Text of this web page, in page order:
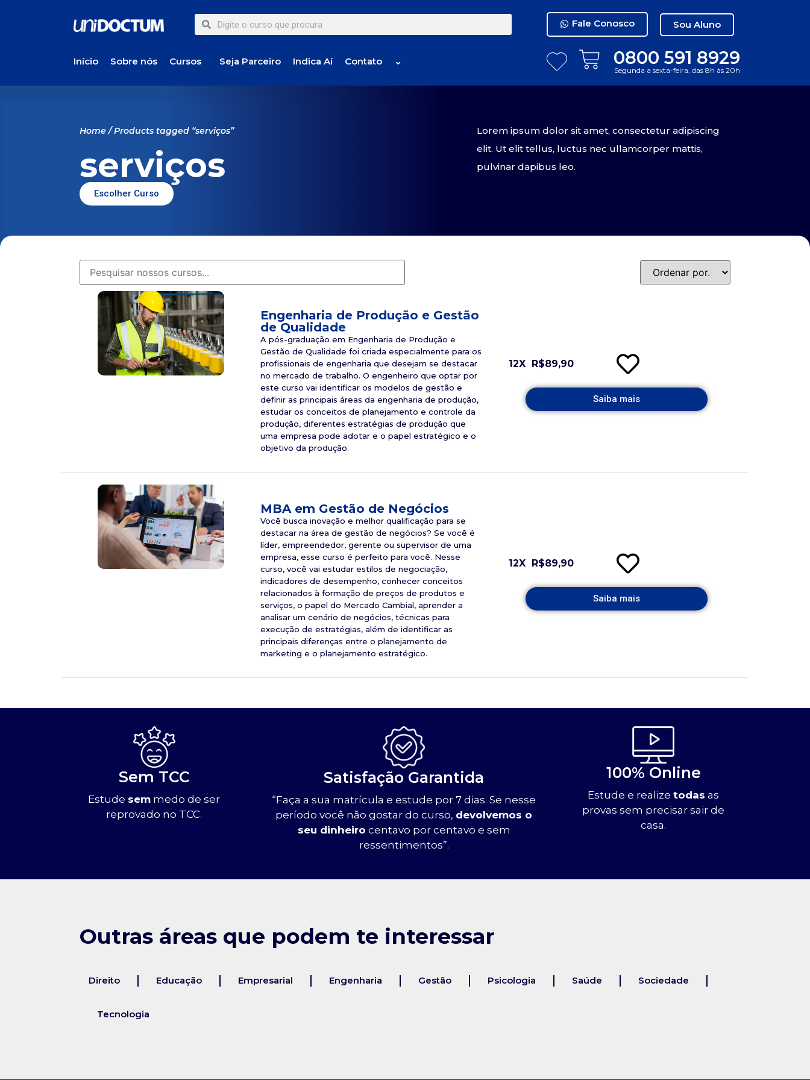
Fale Conosco Sou Aluno
Início Sobre nós Cursos Seja Parceiro Indica Aí Contato ⌄ 0800 591 8929
Segunda a sexta-feira, das 8h às 20h
Home/ Products tagged “serviços”
serviços
Escolher Curso
Lorem ipsum dolor sit amet, consectetur adipiscing
elit. Ut elit tellus, luctus nec ullamcorper mattis,
pulvinar dapibus leo.
Engenharia de Produção e Gestão
de Qualidade
A pós-graduação em Engenharia de Produção e
Gestão de Qualidade foi criada especialmente para os
profissionais de engenharia que desejam se destacar
no mercado de trabalho. O engenheiro que optar por
este curso vai identificar os modelos de gestão e
definir as principais áreas da engenharia de produção,
estudar os conceitos de planejamento e controle da
produção, diferentes estratégias de produção que
uma empresa pode adotar e o papel estratégico e o
objetivo da produção.
12X R$89,90
Saiba mais
MBA em Gestão de Negócios
Você busca inovação e melhor qualificação para se
destacar na área de gestão de negócios? Se você é
líder, empreendedor, gerente ou supervisor de uma
empresa, esse curso é perfeito para você. Nesse
curso, você vai estudar estilos de negociação,
indicadores de desempenho, conhecer conceitos
relacionados à formação de preços de produtos e
serviços, o papel do Mercado Cambial, aprender a
analisar um cenário de negócios, técnicas para
execução de estratégias, além de identificar as
principais diferenças entre o planejamento de
marketing e o planejamento estratégico.
12X R$89,90
Saiba mais
Sem TCC
Estude sem medo de ser
reprovado no TCC.
Satisfação Garantida
“Faça a sua matrícula e estude por 7 dias. Se nesse
período você não gostar do curso, devolvemos o
seu dinheiro centavo por centavo e sem
ressentimentos”.
100% Online
Estude e realizetodas as
provas sem precisar sair de
casa.
Outras áreas que podem te interessar
Direito Educação Empresarial Engenharia Gestão Psicologia Saúde Sociedade
Tecnologia